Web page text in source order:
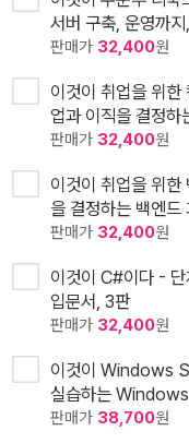
서버 구축, 운영까
판매가 32,400원
이것이 취업을 위
업과 이직을 결정
판매가 32,400원
이것이 취업을 위
을 결정하는 백엔
판매가 32,400원
이것이 C#이다 -
입문서, 3판
판매가 32,400원
이것이 Windows
실습하는
판매가 38,700원